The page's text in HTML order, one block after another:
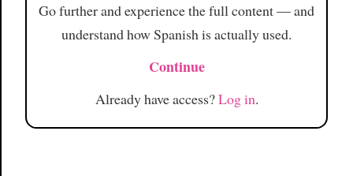
Go further and experience the full content — and
understand how Spanish is actually used.
Continue
Already have access?Log in.